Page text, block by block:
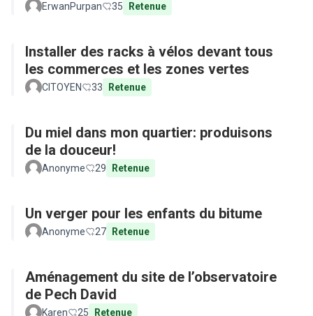
ErwanPurpan 35 Retenue
Installer des racks à vélos devant tous
les commerces et les zones vertes
CITOYEN 33 Retenue
Du miel dans mon quartier: produisons
de la douceur!
Anonyme 29 Retenue
Un verger pour les enfants du bitume
Anonyme 27 Retenue
Aménagement du site de l’observatoire
de Pech David
Karen 25 Retenue